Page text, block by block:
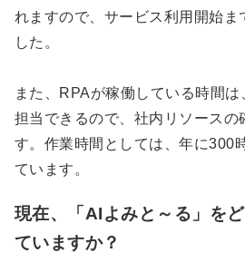
れますので、サービス利用開始ま
した。
また、RPAが稼働している時間
担当できるので、社内リソースの
す。作業時間としては、年に300
ています。
現在、「AIよみと～る」を
ていますか？